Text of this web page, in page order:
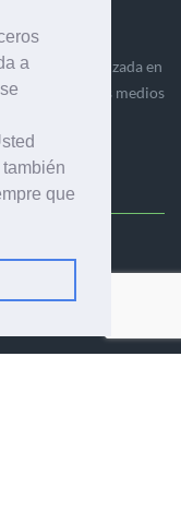
a
que
especializada en
diversos medios
la